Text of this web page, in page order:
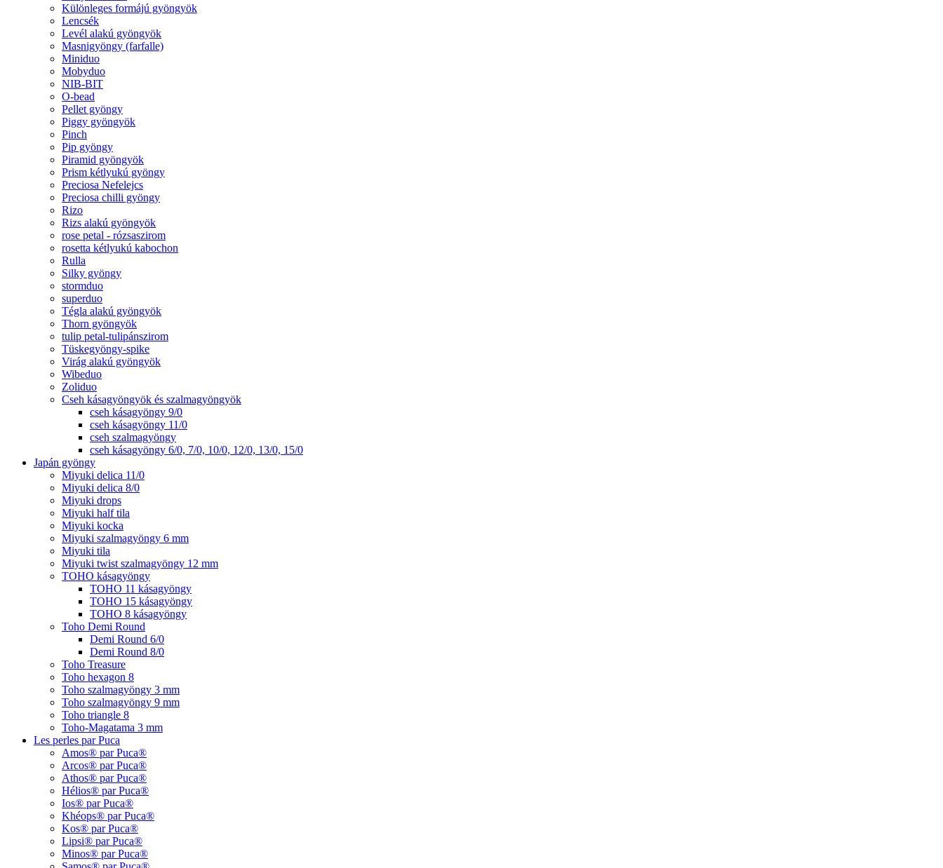
Különleges formájú gyöngyök
Lencsék
Levél alakú gyöngyök
Masnigyöngy (farfalle)
Miniduo
Mobyduo
NIB-BIT
O-bead
Pellet gyöngy
Piggy gyöngyök
Pinch
Pip gyöngy
Piramid gyöngyök
Prism kétlyukú gyöngy
Preciosa Nefelejcs
Preciosa chilli gyöngy
Rizo
Rizs alakú gyöngyök
rose petal - rózsaszirom
rosetta kétlyukú kabochon
Rulla
Silky gyöngy
stormduo
superduo
Tégla alakú gyöngyök
Thorn gyöngyök
tulip petal-tulipánszirom
Tüskegyöngy-spike
Virág alakú gyöngyök
Wibeduo
Zoliduo
Cseh kásagyöngyök és szalmagyöngyök
cseh kásagyöngy 9/0
cseh kásagyöngy 11/0
cseh szalmagyöngy
cseh kásagyöngy 6/0, 7/0, 10/0, 12/0, 13/0, 15/0
Japán gyöngy
Miyuki delica 11/0
Miyuki delica 8/0
Miyuki drops
Miyuki half tila
Miyuki kocka
Miyuki szalmagyöngy 6 mm
Miyuki tila
Miyuki twist szalmagyöngy 12 mm
TOHO kásagyöngy
TOHO 11 kásagyöngy
TOHO 15 kásagyöngy
TOHO 8 kásagyöngy
Toho Demi Round
Demi Round 6/0
Demi Round 8/0
Toho Treasure
Toho hexagon 8
Toho szalmagyöngy 3 mm
Toho szalmagyöngy 9 mm
Toho triangle 8
Toho-Magatama 3 mm
Les perles par Puca
Amos® par Puca®
Arcos® par Puca®
Athos® par Puca®
Hélios® par Puca®
Ios® par Puca®
Khéops® par Puca®
Kos® par Puca®
Lipsi® par Puca®
Minos® par Puca®